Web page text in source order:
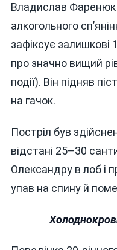
Владислав Фаренюк
алкогольного
зафіксує залишкові
про значно вищий
події). Він підняв
на гачок.
Постріл був
відстані 25–30
Олександру в лоб і
упав на спину й